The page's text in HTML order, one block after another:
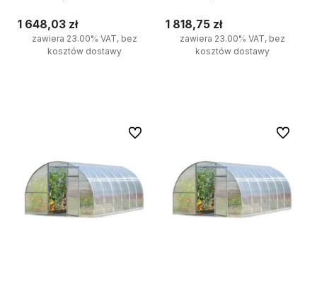
1 648,03 zł
zawiera 23.00% VAT, bez
kosztów dostawy
1 818,75 zł
zawiera 23.00% VAT, bez
kosztów dostawy
Do ulubionych Do